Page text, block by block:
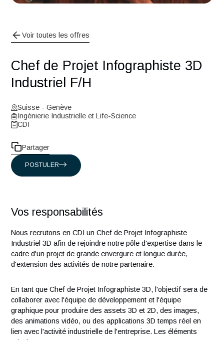
Voir toutes les offres
Industriel F/H
Suisse - Genève
Ingénierie Industrielle et Life-Science
CDI
POSTULER
Vos responsabilités
Nous recrutons en CDI un Chef de Projet Infographiste
Industriel 3D afin de rejoindre notre pôle d'expertise dans
cadre d'un projet de grande envergure et longue durée,
d'extension des activités de notre partenaire.